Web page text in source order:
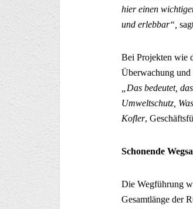
hier einen
und erlebbar“,
Bei Projekten wie
Überwachung und
„Das bedeutet,
Umweltschutz,
Kofler,
Schonende
Die Wegführung
Gesamtlänge der